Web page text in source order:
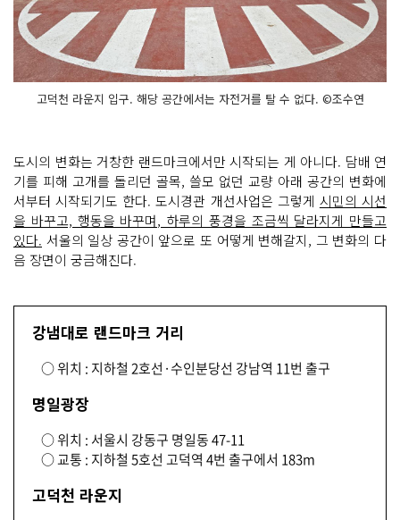
고덕천 라운지 입구. 해당 공간에서는 자전거를 탈 수 없다. ©조수연
도시의 변화는 거창한 랜드마크에서만 시작되는 게 아니다. 담배 연
기를 피해 고개를 돌리던 골목, 쓸모 없던 교량 아래 공간의 변화에
서부터 시작되기도 한다. 도시경관 개선사업은 그렇게 시민의 시선
을 바꾸고, 행동을 바꾸며, 하루의 풍경을 조금씩 달라지게 만들고
있다. 서울의 일상 공간이 앞으로 또 어떻게 변해갈지, 그 변화의 다
음 장면이 궁금해진다.
강냄대로 랜드마크 거리
○ 위치 : 지하철 2호선·수인분당선 강남역 11번 출구
명일광장
○ 위치 : 서울시 강동구 명일동 47-11
○ 교통 : 지하철 5호선 고덕역 4번 출구에서 183m
고덕천 라운지